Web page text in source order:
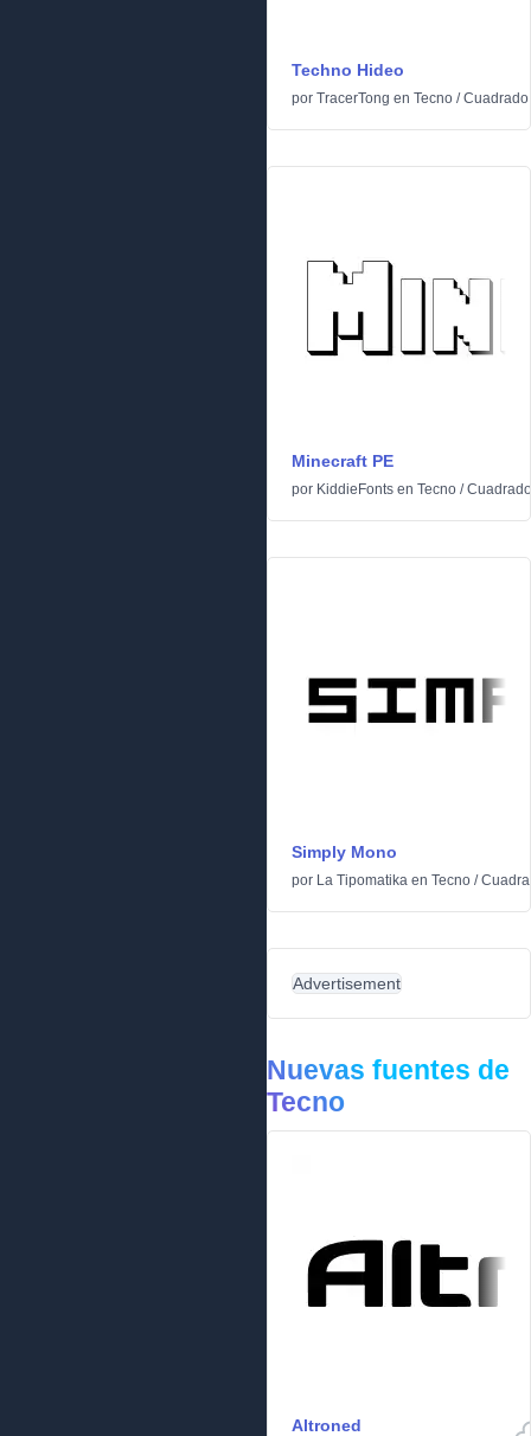
Techno Hideo
por TracerTong en Tecno /Cuadrado
Minecraft PE
por KiddieFonts en Tecno /Cuadrado
Simply Mono
por La Tipomatika en Tecno /
Advertisement
Nuevas fuentes de
Tecno
Altroned